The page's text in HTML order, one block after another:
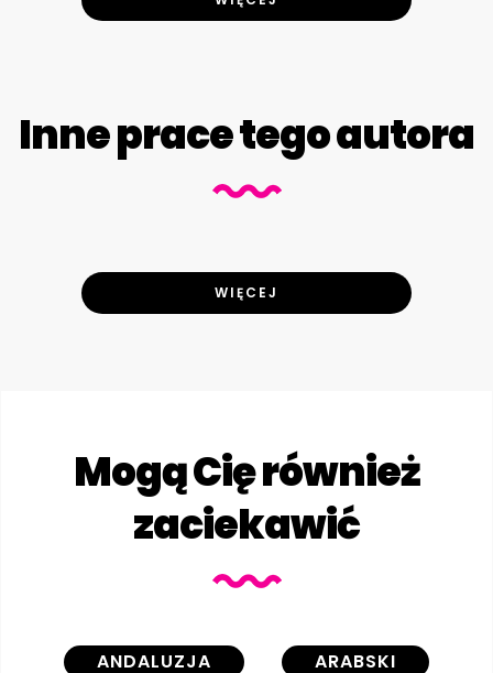
Inne prace tego autora
WIĘCEJ
Mogą Cię również
zaciekawić
ANDALUZJA ARABSKI